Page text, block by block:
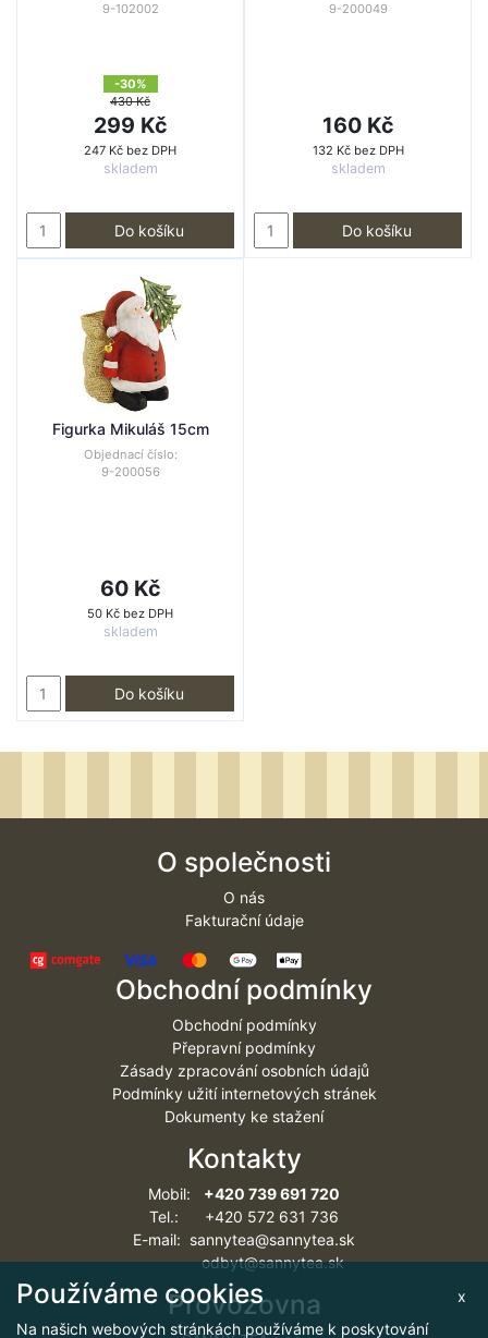
9-102002
-30%
430 Kč
299 Kč
247 Kč bez DPH
skladem
Do košíku
9-200049
160 Kč
132 Kč bez DPH
skladem
Do košíku
Figurka Mikuláš 15cm
Objednací číslo:
9-200056
60 Kč
50 Kč bez DPH
skladem
Do košíku
O společnosti
O nás
Fakturační údaje
Obchodní podmínky
Obchodní podmínky
Přepravní podmínky
Zásady zpracování osobních údajů
Podmínky užití internetových stránek
Dokumenty ke stažení
Kontakty
Mobil: +420 739 691 720
Tel.: +420 572 631 736
E-mail: sannytea@sannytea.sk
odbyt@sannytea.sk
Provozovna x
Používáme cookies
Na našich webových stránkách používáme k poskytování